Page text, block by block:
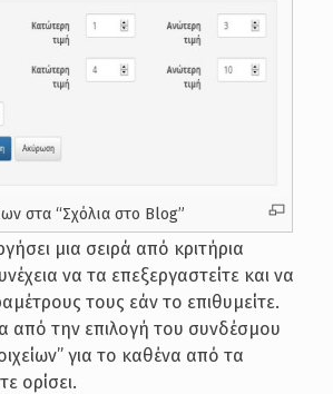
στα “Σχόλια στο Blog”
μια σειρά από κριτήρια
να τα επεξεργαστείτε και να
τους εάν το επιθυμείτε.
από την επιλογή του συνδέσμου
για το καθένα από τα
ορίσει.